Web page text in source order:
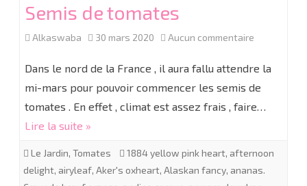
Semis de tomates
Alkaswaba 30 mars 2020 Aucun commentaire
de
tomates
Dans le nord de la France , il aura fallu attendre la
mi-mars pour pouvoir commencer les semis de
tomates . En effet , climat est assez frais , faire…
Lire la suite »
Le Jardin, Tomates 1884 yellow pink heart, afternoon
delight, airyleaf, Aker's oxheart, Alaskan fancy, ananas.